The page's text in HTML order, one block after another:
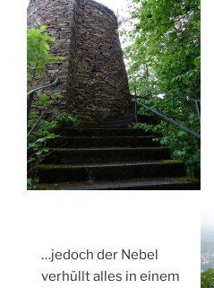
…jedoch der Nebel
verhüllt alles in einem